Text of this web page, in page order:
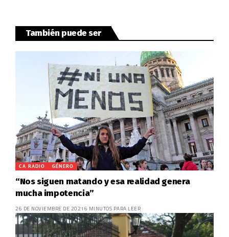
También puede ser
CA RADIO GÉNERO
“Nos siguen matando y esa realidad genera
mucha impotencia”
26 DE NOVIEMBRE DE 2021 6 MINUTOS PARA LEER